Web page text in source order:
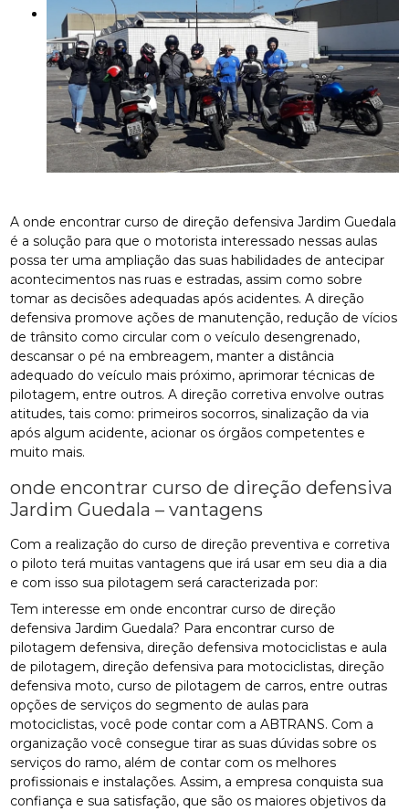
A onde encontrar curso de direção defensiva Jardim Guedala
é a solução para que o motorista interessado nessas aulas
possa ter uma ampliação das suas habilidades de antecipar
acontecimentos nas ruas e estradas, assim como sobre
tomar as decisões adequadas após acidentes. A direção
defensiva promove ações de manutenção, redução de vícios
de trânsito como circular com o veículo desengrenado,
descansar o pé na embreagem, manter a distância
adequado do veículo mais próximo, aprimorar técnicas de
pilotagem, entre outros. A direção corretiva envolve outras
atitudes, tais como: primeiros socorros, sinalização da via
após algum acidente, acionar os órgãos competentes e
muito mais.
onde encontrar curso de direção defensiva
Jardim Guedala – vantagens
Com a realização do curso de direção preventiva e corretiva
o piloto terá muitas vantagens que irá usar em seu dia a dia
e com isso sua pilotagem será caracterizada por:
Tem interesse em onde encontrar curso de direção
defensiva Jardim Guedala? Para encontrar curso de
pilotagem defensiva, direção defensiva motociclistas e aula
de pilotagem, direção defensiva para motociclistas, direção
defensiva moto, curso de pilotagem de carros, entre outras
opções de serviços do segmento de aulas para
motociclistas, você pode contar com a ABTRANS. Com a
organização você consegue tirar as suas dúvidas sobre os
serviços do ramo, além de contar com os melhores
profissionais e instalações. Assim, a empresa conquista sua
confiança e sua satisfação, que são os maiores objetivos da